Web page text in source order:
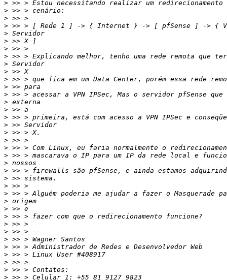
>
>
>
>
>
>
>
>
>
>
>
>
>
>
>
>
>
>
>
>
>
>
>
>
>
>
>
>
>
>
>
>
>
>
>
>
>